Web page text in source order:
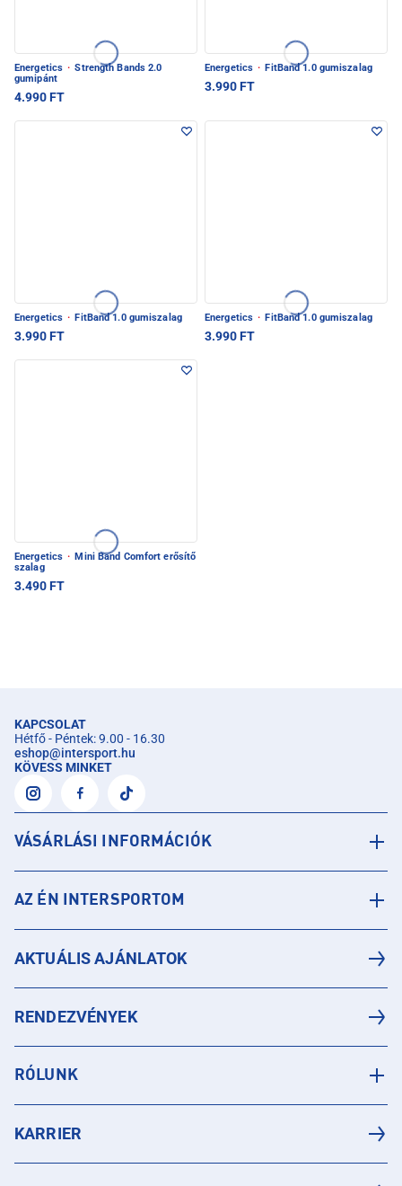
Energetics · Strength Bands 2.0
gumipánt
4.990 FT
Energetics · FitBand 1.0 gumiszalag
3.990 FT
Energetics · FitBand 1.0 gumiszalag
3.990 FT
Energetics · FitBand 1.0 gumiszalag
3.990 FT
Energetics · Mini Band Comfort erősítő
szalag
3.490 FT
KAPCSOLAT
Hétfő - Péntek: 9.00 - 16.30
eshop@intersport.hu
KÖVESS MINKET
VÁSÁRLÁSI INFORMÁCIÓK
AZ ÉN INTERSPORTOM
AKTUÁLIS AJÁNLATOK
RENDEZVÉNYEK
RÓLUNK
KARRIER